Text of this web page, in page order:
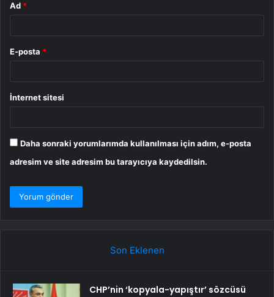
Ad *
E-posta *
İnternet sitesi
Daha sonraki yorumlarımda kullanılması için adım, e-posta
adresim ve site adresim bu tarayıcıya kaydedilsin.
Son Eklenen
CHP’nin ‘kopyala-yapıştır’ sözcüsü